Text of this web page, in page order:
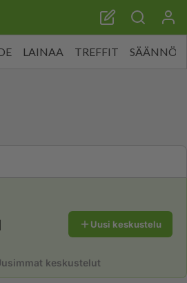
LAINAA TREFFIT SÄÄNNÖT
Uusi keskustelu
keskustelut